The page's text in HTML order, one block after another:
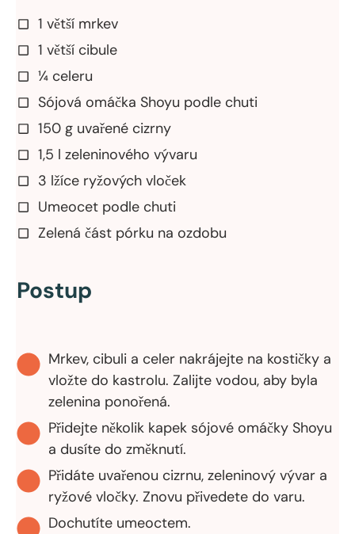
1 větší mrkev
1 větší cibule
¼ celeru
Sójová omáčka Shoyu podle chuti
150 g uvařené cizrny
1,5 l zeleninového vývaru
3 lžíce ryžových vloček
Umeocet podle chuti
Zelená část pórku na ozdobu
Postup
Mrkev, cibuli a celer nakrájejte na kostičky a
vložte do kastrolu. Zalijte vodou, aby byla
zelenina ponořená.
Přidejte několik kapek sójové omáčky Shoyu
a dusíte do změknutí.
Přidáte uvařenou cizrnu, zeleninový vývar a
ryžové vločky. Znovu přivedete do varu.
Dochutíte umeoctem.